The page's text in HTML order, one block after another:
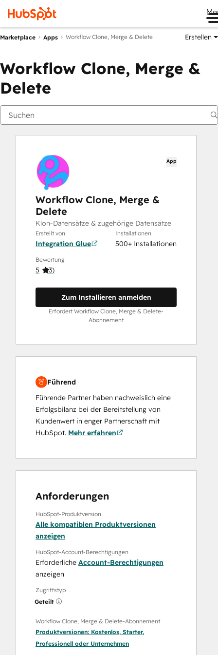
Marketplace Apps Workflow Clone, Merge & Delete Erstellen
Workflow Clone, Merge &
Delete
App
Workflow Clone, Merge &
Delete
Klon-Datensätze & zugehörige Datensätze
Erstellt von
Integration Glue
Installationen
500+ Installationen
Bewertung
5 (3)
Zum Installieren anmelden
Erfordert Workflow Clone, Merge & Delete-
Abonnement
Führend
Führende Partner haben nachweislich eine
Erfolgsbilanz bei der Bereitstellung von
Kundenwert in enger Partnerschaft mit
HubSpot. Mehr erfahren
Anforderungen
HubSpot-Produktversion
Alle kompatiblen Produktversionen
anzeigen
HubSpot-Account-Berechtigungen
Erforderliche Account-Berechtigungen
anzeigen
Zugriffstyp
Geteilt
Workflow Clone, Merge & Delete-Abonnement
Produktversionen: Kostenlos, Starter,
Professionell oder Unternehmen